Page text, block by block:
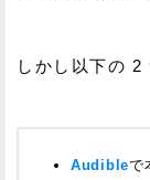
しかし以下の 2
Audibleで